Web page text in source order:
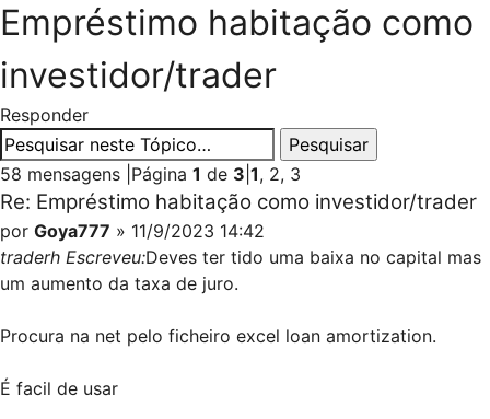
Empréstimo habitação como
investidor/trader
Responder
58 mensagens Página 1 de 3 1, 2, 3
Re: Empréstimo habitação como investidor/trader
por Goya777 » 11/9/2023 14:42
traderh Escreveu:Deves ter tido uma baixa no capital mas
um aumento da taxa de juro.
Procura na net pelo ficheiro excel loan amortization.
É facil de usar